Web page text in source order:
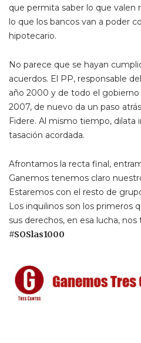
que permita saber lo que
lo que los bancos van a poder
hipotecario.
No parece que se hayan
acuerdos. El PP, responsable
año 2000 y de todo el gobierno
2007, de nuevo da un paso
Fidere. Al mismo tiempo, dilata
tasación acordada.
Afrontamos la recta final,
Ganemos tenemos claro
Estaremos con el resto de
Los inquilinos son los primeros
sus derechos, en esa lucha, nos
#SOSlas1000